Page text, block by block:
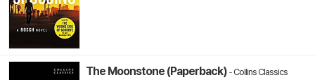
The Moonstone (Paperback) -Collins Classics